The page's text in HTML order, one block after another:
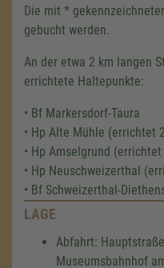
Die mit *
gebucht werden.
An der etwa 2 km langen
errichtete Haltepunkte:
• Bf Markersdorf-Taura
• Hp Alte Mühle (errichtet
• Hp Amselgrund
• Hp Neuschweizerthal
• Bf Schweizerthal-
LAGE
Abfahrt:
Museumsbahnhof